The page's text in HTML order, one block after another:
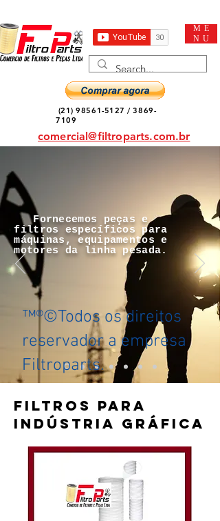
ME
NU
(21) 98561-5127 /3869-
7109
comercial@filtroparts.com.br
Fornecemos peças e
filtros específicos para
máquinas, equipamentos e
motores da linha pesada.
™®©Todos os direitos
reservador a empresa
Filtroparts.
FILTROS PARA
INDÚSTRIA GRÁFICA